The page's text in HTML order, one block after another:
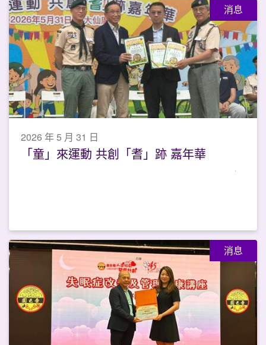
消息
2026 年 5 月 31 日
「童」來運動 共創「耆」跡 嘉年華
消息